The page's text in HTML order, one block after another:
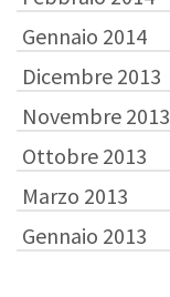
Gennaio 2014
Dicembre 2013
Novembre 2013
Ottobre 2013
Marzo 2013
Gennaio 2013